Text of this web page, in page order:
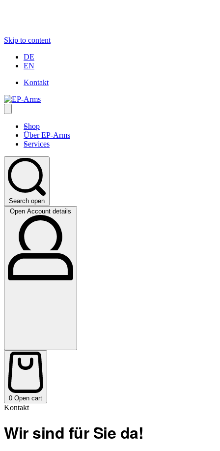
Skip to content
DE
EN
Kontakt
Shop
Über EP-Arms
Services
Search open
Open Account details
0 Open cart
Kontakt
Wir sind für Sie da!